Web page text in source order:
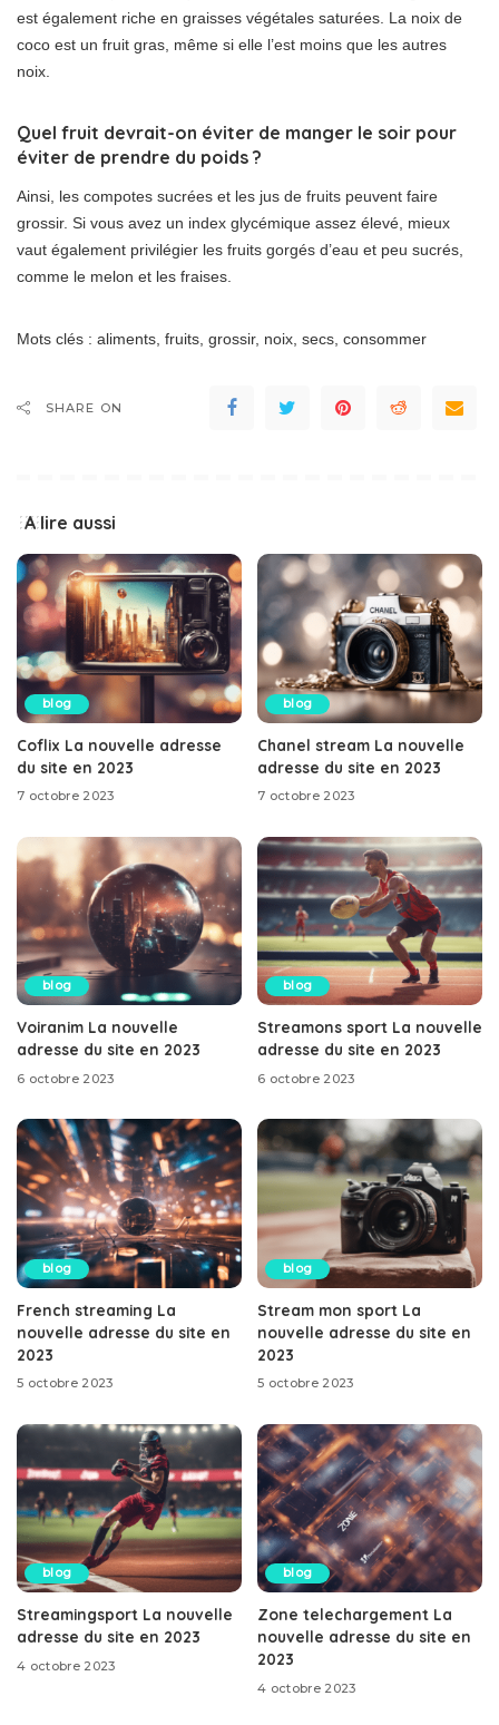
est également riche en graisses végétales saturées. La noix de
coco est un fruit gras, même si elle l’est moins que les autres
noix.
Quel fruit devrait-on éviter de manger le soir pour
éviter de prendre du poids ?
Ainsi, les compotes sucrées et les jus de fruits peuvent faire
grossir. Si vous avez un index glycémique assez élevé, mieux
vaut également privilégier les fruits gorgés d’eau et peu sucrés,
comme le melon et les fraises.
Mots clés : aliments, fruits, grossir, noix, secs, consommer
SHARE ON
A lire aussi
blog
Coflix La nouvelle adresse
du site en 2023
7 octobre 2023
blog
Chanel stream La nouvelle
adresse du site en 2023
7 octobre 2023
blog
Voiranim La nouvelle
adresse du site en 2023
6 octobre 2023
blog
Streamons sport La nouvelle
adresse du site en 2023
6 octobre 2023
blog
French streaming La
nouvelle adresse du site en
2023
5 octobre 2023
blog
Stream mon sport La
nouvelle adresse du site en
2023
5 octobre 2023
blog
Streamingsport La nouvelle
adresse du site en 2023
4 octobre 2023
blog
Zone telechargement La
nouvelle adresse du site en
2023
4 octobre 2023